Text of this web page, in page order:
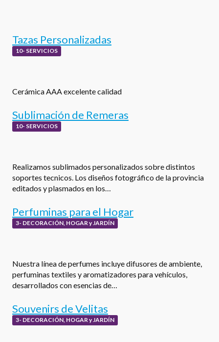
Tazas Personalizadas
10- SERVICIOS
Cerámica AAA excelente calidad
Sublimación de Remeras
10- SERVICIOS
Realizamos sublimados personalizados sobre distintos
soportes tecnicos. Los diseños fotográfico de la provincia
editados y plasmados en los…
Perfuminas para el Hogar
3- DECORACIÓN, HOGAR y JARDÍN
Nuestra línea de perfumes incluye difusores de ambiente,
perfuminas textiles y aromatizadores para vehículos,
desarrollados con esencias de…
Souvenirs de Velitas
3- DECORACIÓN, HOGAR y JARDÍN